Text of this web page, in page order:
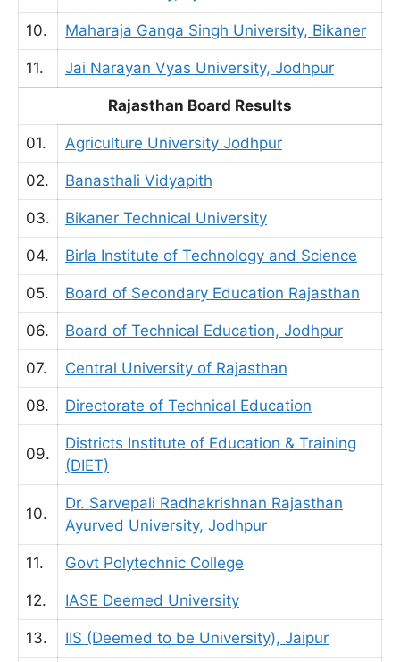
10. Maharaja Ganga Singh University, Bikaner
11. Jai Narayan Vyas University, Jodhpur
Rajasthan Board Results
01. Agriculture University Jodhpur
02. Banasthali Vidyapith
03. Bikaner Technical University
04. Birla Institute of Technology and Science
05. Board of Secondary Education Rajasthan
06. Board of Technical Education, Jodhpur
07. Central University of Rajasthan
08. Directorate of Technical Education
09.
Districts Institute of Education & Training
(DIET)
10.
Dr. Sarvepali Radhakrishnan Rajasthan
Ayurved University, Jodhpur
11. Govt Polytechnic College
12. IASE Deemed University
13. IIS (Deemed to be University), Jaipur